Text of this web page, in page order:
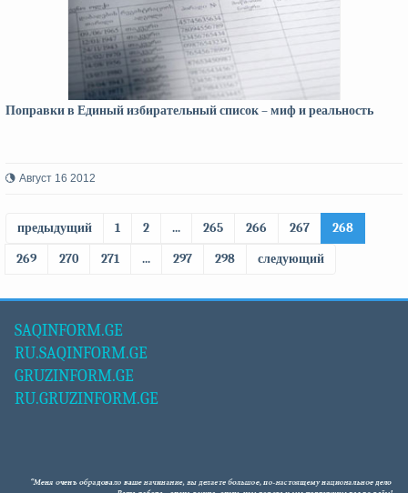
Поправки в Единый избирательный список – миф и реальность
Август 16 2012
предыдущий 1 2 ... 265 266 267
268
269
270 271 ... 297 298 следующий
SAQINFORM.GE
RU.SAQINFORM.GE
GRUZINFORM.GE
RU.GRUZINFORM.GE